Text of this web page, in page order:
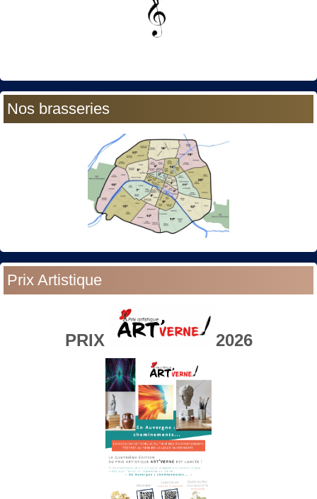
Nos brasseries
Prix Artistique
PRIX 2026